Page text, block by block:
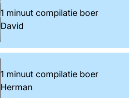
1 minuut compilatie boer
David
1 minuut compilatie boer
Herman